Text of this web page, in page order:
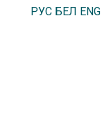
РУС БЕЛ ENG